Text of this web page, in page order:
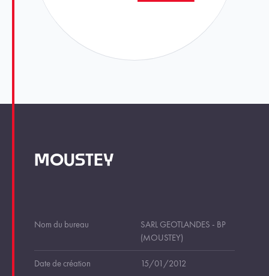
MOUSTEY
Nom du bureau
SARL GEOTLANDES - BP
(MOUSTEY)
Date de création 15/01/2012